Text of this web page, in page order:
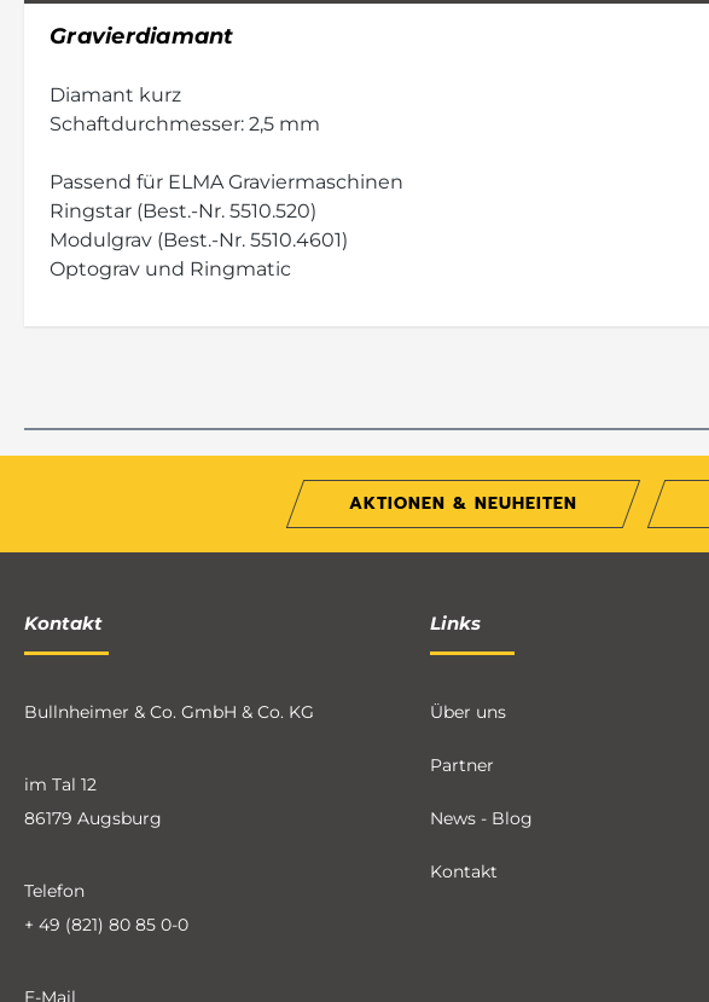
Gravierdiamant
Diamant kurz
Schaftdurchmesser: 2,5 mm
Passend für ELMA Graviermaschinen
Ringstar (Best.-Nr. 5510.520)
Modulgrav (Best.-Nr. 5510.4601)
Optograv und Ringmatic
AKTIONEN & NEUHEITEN
Kontakt
Bullnheimer & Co. GmbH & Co. KG
im Tal 12
86179 Augsburg
Telefon
+ 49 (821) 80 85 0-0
E-Mail
Links
Über uns
Partner
News - Blog
Kontakt